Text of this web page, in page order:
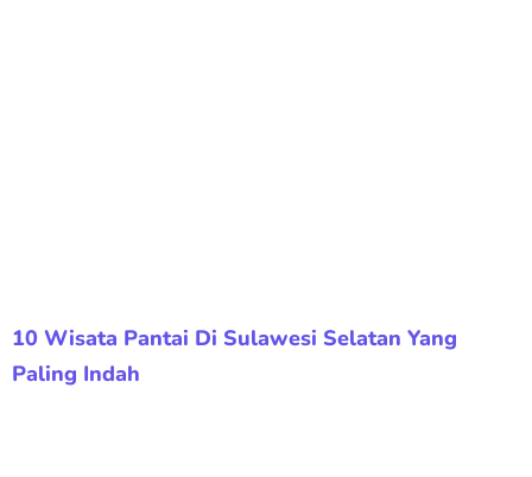
10 Wisata Pantai Di Sulawesi Selatan Yang
Paling Indah